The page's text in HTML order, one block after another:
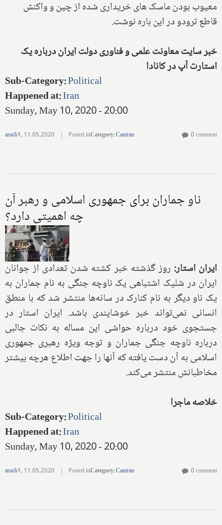
معیوب بودن ماسک های خریداری شده از چین و واکنش
قاطع ترودو در این باره نوشت.
خبر سایت معاونت علمی و فناوری دولت ایران درباره یک
استارت آپ در کانادا
Sub-Category:Political
Happened at:Iran
Sunday, May 10, 2020 - 20:00
arash1, 11.05.2020 | Posted inCategory:Caniran 0 comment
ناو جماران برای جمهوری اسلامی و رهبر آن
چه اهمیتی دارد؟
ایران استار: روز گذشته خبر کشته شدن تعدادی از جوانان
ایران در شلیک اشتباهی یک ناوچه جنگی به نام جماران به
یک ناو دیگر به نام کنارک در سانه‌ها منتشر شد که با منطق
انسانی نمی‌تواند خبر خوشایندی باشد. ایران استار در
جستجوی خود درباره حواشی این مساله به نکات جالبی
درباره ناوچه جنگی جماران و توجه ویژه رهبری جمهوری
اسلامی به آن دست یافته که آنها را جهت اطلاع هرچه بیشتر
مخاطبانش منتشر می‌کند.
خلاصه ماجرا
Sub-Category:Political
Happened at:Iran
Sunday, May 10, 2020 - 20:00
arash1, 11.05.2020 | Posted inCategory:Caniran 0 comment